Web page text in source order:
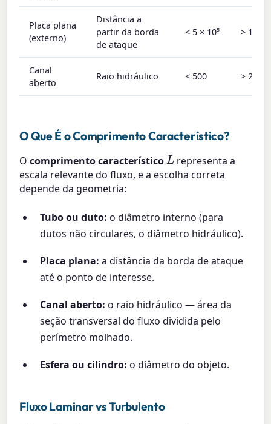
Placa plana
(externo)
Distância a
partir da borda
de ataque
< 5 × 10⁵ > 10⁶
Canal
aberto
Raio hidráulico < 500 > 2000
O Que É o Comprimento Característico?
Ocomprimento característico L representa a
escala relevante do fluxo, e a escolha correta
depende da geometria:
Tubo ou duto: o diâmetro interno (para
dutos não circulares, o diâmetro hidráulico).
Placa plana: a distância da borda de ataque
até o ponto de interesse.
Canal aberto: o raio hidráulico — área da
seção transversal do fluxo dividida pelo
perímetro molhado.
Esfera ou cilindro: o diâmetro do objeto.
Fluxo Laminar vs Turbulento